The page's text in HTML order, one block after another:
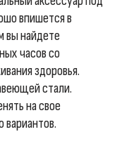
впишется в
вы найдете
часов со
здоровья.
стали.
на свое